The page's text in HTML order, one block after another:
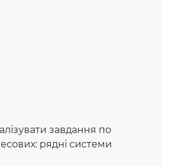
завдання по
рядні системи